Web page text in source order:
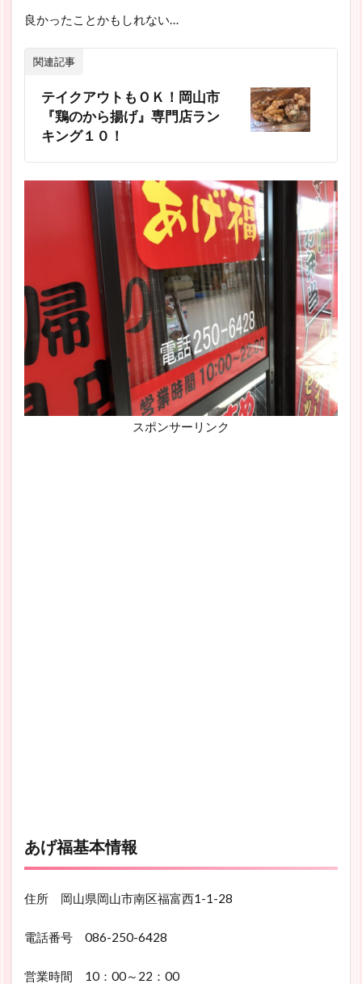
良かったことかもしれない…
関連記事
テイクアウトもＯＫ！岡山市
『鶏のから揚げ』専門店ラン
キング１０！
スポンサーリンク
あげ福基本情報
住所 岡山県岡山市南区福富西1-1-28
電話番号 086-250-6428
営業時間 10：00～22：00